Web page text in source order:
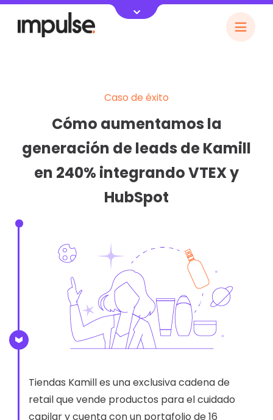
Caso de éxito
Cómo aumentamos la
generación de leads de Kamill
en 240% integrando VTEX y
HubSpot
Tiendas Kamill es una exclusiva cadena de
retail que vende productos para el cuidado
capilar y cuenta con un portafolio de 16